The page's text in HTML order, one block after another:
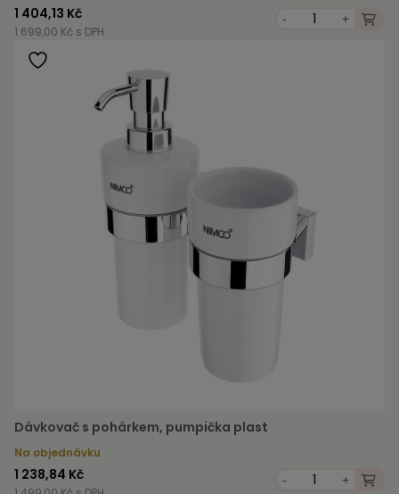
1 404,13 Kč
1 699,00 Kč s DPH
- +
Dávkovač s pohárkem, pumpička plast
Na objednávku
1 238,84 Kč - +